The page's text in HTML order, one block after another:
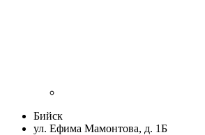
Бийск
ул. Ефима Мамонтова, д. 1Б